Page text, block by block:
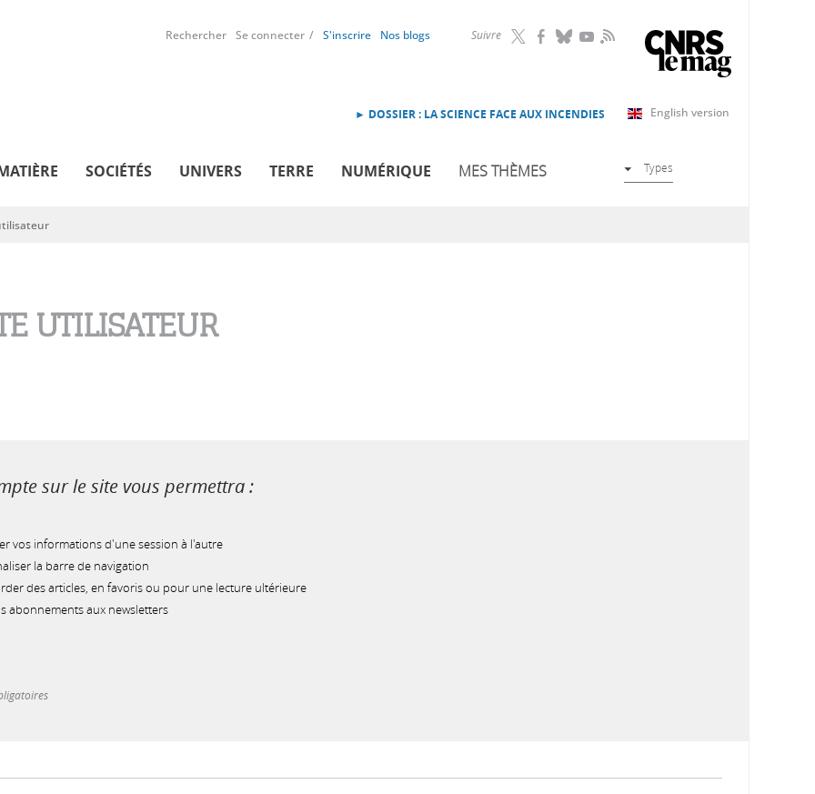
Suivre RSS
Rechercher Se connecter S'inscrire Nos blogs
English version
► DOSSIER : LA SCIENCE FACE AUX INCENDIES
SOCIÉTÉS UNIVERS TERRE NUMÉRIQUE MES THÈMES Types
UTILISATEUR
sur le site vous permettra :
vos informations d'une session à l'autre
la barre de navigation
des articles, en favoris ou pour une lecture ultérieure
abonnements aux newsletters